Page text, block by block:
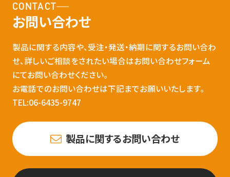
CONTACT
お問い合わせ
製品に関する内容や、受注・発送・納期に関するお問い合わ
せ、詳しいご相談をされたい場合はお問い合わせフォーム
にてお問い合わせください。
お電話でのお問い合わせは下記までお願いいたします。
TEL:06-6435-9747
製品に関するお問い合わせ